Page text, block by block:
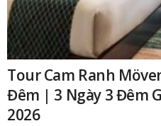
Tour Cam Ranh
Đêm | 3 Ngày 3 Đêm
2026